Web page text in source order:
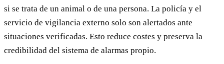
si se trata de un animal o de una persona. La policía y el
servicio de vigilancia externo solo son alertados ante
situaciones verificadas. Esto reduce costes y preserva la
credibilidad del sistema de alarmas propio.